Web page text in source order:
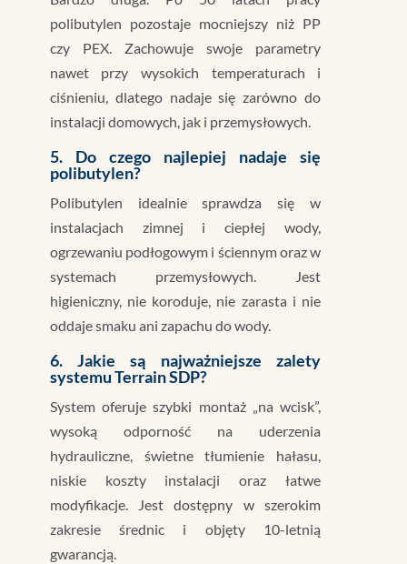
polibutylen pozostaje mocniejszy niż PP
czy PEX. Zachowuje swoje parametry
nawet przy wysokich temperaturach i
ciśnieniu, dlatego nadaje się zarówno do
instalacji domowych, jak i przemysłowych.
5. Do czego najlepiej nadaje się
polibutylen?
Polibutylen idealnie sprawdza się w
instalacjach zimnej i ciepłej wody,
ogrzewaniu podłogowym i ściennym oraz w
systemach przemysłowych. Jest
higieniczny, nie koroduje, nie zarasta i nie
oddaje smaku ani zapachu do wody.
6. Jakie są najważniejsze zalety
systemu Terrain SDP?
System oferuje szybki montaż „na wcisk”,
wysoką odporność na uderzenia
hydrauliczne, świetne tłumienie hałasu,
niskie koszty instalacji oraz łatwe
modyfikacje. Jest dostępny w szerokim
zakresie średnic i objęty 10-letnią
gwarancją.